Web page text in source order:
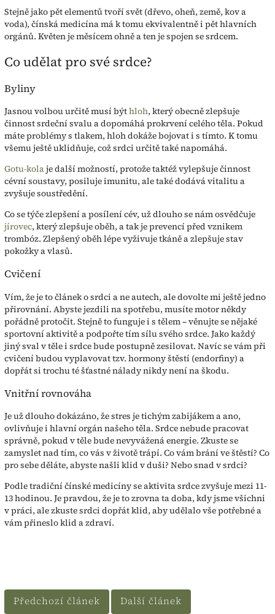
Stejně jako pět elementů tvoří svět (dřevo, oheň, země, kov a
voda), čínská medicína má k tomu ekvivalentně i pět hlavních
orgánů. Květen je měsícem ohně a ten je spojen se srdcem.
Co udělat pro své srdce?
Byliny
Jasnou volbou určitě musí býthloh, který obecně zlepšuje
činnost srdeční svalu a dopomáhá prokrvení celého těla. Pokud
máte problémy s tlakem, hloh dokáže bojovat i s tímto. K tomu
všemu ještě uklidňuje, což srdci určitě také napomáhá.
Gotu-kolaje další možností, protože taktéž vylepšuje činnost
cévní soustavy, posiluje imunitu, ale také dodává vitalitu a
zvyšuje soustředění.
Co se týče zlepšení a posílení cév, už dlouho se nám osvědčuje
jírovec, který zlepšuje oběh, a tak je prevencí před vznikem
trombóz. Zlepšený oběh lépe vyživuje tkáně a zlepšuje stav
pokožky a vlasů.
Cvičení
Vím, že je to článek o srdci a ne autech, ale dovolte mi ještě jedno
přirovnání. Abyste jezdili na spotřebu, musíte motor někdy
pořádně protočit. Stejně to funguje i s tělem – věnujte se nějaké
sportovní aktivitě a podpořte tím sílu svého srdce. Jako každý
jiný sval v těle i srdce bude postupně zesilovat. Navíc se vám při
cvičení budou vyplavovat tzv. hormony štěstí (endorfiny) a
dopřát si trochu té šťastné nálady nikdy není na škodu.
Vnitřní rovnováha
Je už dlouho dokázáno, že stres je tichým zabijákem a ano,
ovlivňuje i hlavní orgán našeho těla. Srdce nebude pracovat
správně, pokud v těle bude nevyvážená energie. Zkuste se
zamyslet nad tím, co vás v životě trápí. Co vám brání ve štěstí? Co
pro sebe děláte, abyste našli klid v duši? Nebo snad v srdci?
Podle tradiční čínské medicíny se aktivita srdce zvyšuje mezi 11-
13 hodinou. Je pravdou, že je to zrovna ta doba, kdy jsme všichni
v práci, ale zkuste srdci dopřát klid, aby udělalo vše potřebné a
vám přineslo klid a zdraví.
Předchozí článek Další článek